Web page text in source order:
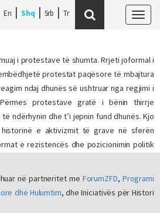
En Shq Srb
i protestave të shumta. Rrjeti joformal i
protestat paqësore të mbajtura
ndaj dhunës së ushtruar nga regjimi i
protestave gratë i bënin thirrje
ndërhynin dhe t’i jepnin fund dhunës.Kjo
e aktivizmit të grave në sferën
e rezistencës dhe pozicionimin politik
në partneritet me ForumZFD, Programi
dhe Hulumtim, dhe Iniciativës për Histori